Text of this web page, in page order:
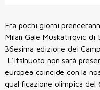
Fra pochi giorni
Milan Gale Muskatirovic di
36esima edizione dei
L'Italnuoto non sarà
europea coincide con la
qualificazione olimpica del